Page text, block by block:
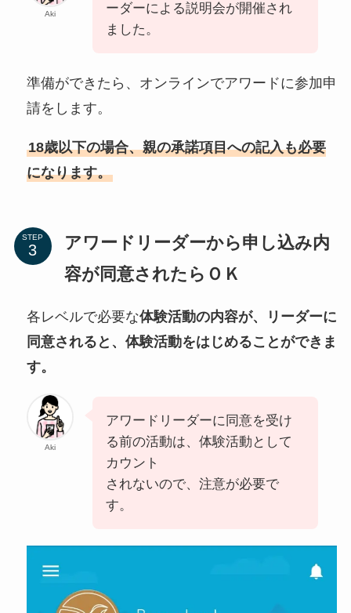
Aki
ーダーによる説明会が開催され
ました。
準備ができたら、オンラインでアワードに参加申
請をします。
18歳以下の場合、親の承諾項目への記入も必要
になります。
STEP
アワードリーダーから申し込み内
容が同意されたらＯＫ
各レベルで必要な体験活動の内容が、リーダーに
同意されると、体験活動をはじめることができま
す。
Aki
アワードリーダーに同意を受け
る前の活動は、体験活動として
カウント
されないので、注意が必要で
す。